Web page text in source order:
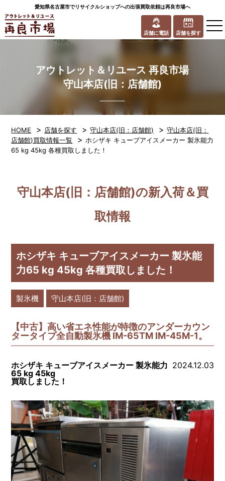
愛知県名古屋市でリサイクルショップへの出張買取依頼は再良市場へ
店舗に電話 店舗を探す
アウトレット＆リユース 再良市場
守山本店(旧：店舗館)
HOME > 店舗を探す >守山本店(旧：店舗館) >守山本店(旧：
店舗館)買取情報一覧
>ホシザキ キューブアイスメーカー 製氷能力
65 kg 45kg 各種買取しました！
守山本店(旧：店舗館)の新入荷＆買
取情報
ホシザキ キューブアイスメーカー 製氷能
力65 kg 45kg 各種買取しました！
製氷機 守山本店(旧：店舗館)
【中古】高い省エネ性能が特徴のアンダーカウン
タータイプ全自動製氷機 IM-65TM IM-45M-1。
2024.12.03
ホシザキ キューブアイスメーカー 製氷能力
65 kg 45kg
買取しました！